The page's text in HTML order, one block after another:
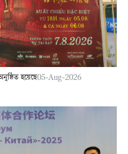
হয়েছে05-Aug-2026